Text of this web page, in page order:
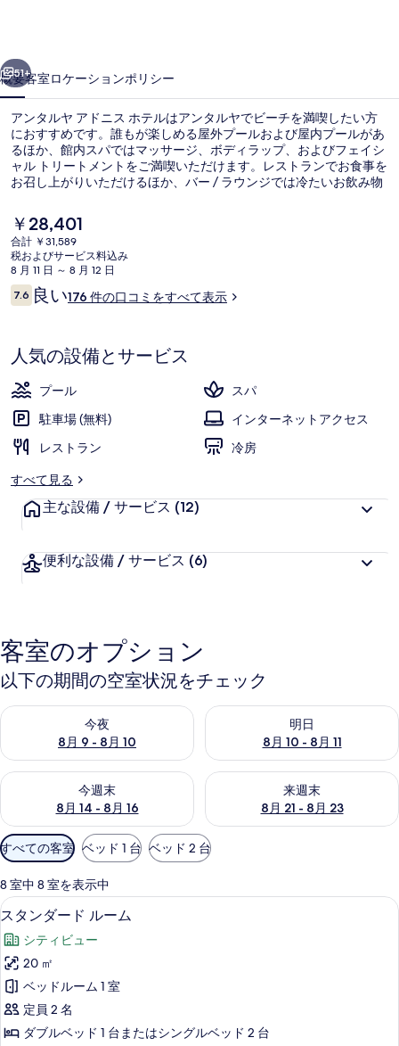
ニ
ス
ホ
テ
ル
の
写
真
ギ
ラ
リ
ー
51+
概要客室ロケーションポリシー
アンタルヤ アドニス ホテルはアンタルヤでビーチを満喫したい方
におすすめです。誰もが楽しめる屋外プールおよび屋内プールがあ
るほか、館内スパではマッサージ、ボディラップ、およびフェイシ
ャル トリートメントをご満喫いただけます。レストランでお食事を
お召し上がりいただけるほか、バー / ラウンジでは冷たいお飲み物
ールサイドバー、スチームサウナ、および子供用プールも備わって
います。
現
在
の
料
金
は
す
￥28,401
合計 ￥31,589
税およびサービス料込み
8 月 11 日 ～ 8 月 12 日
口
コ
7.610段階中7.6
良い176 件の口コミをすべて表示
人気の設備とサービス
プール
スパ
駐車場 (無料)
インターネットアクセス
レストラン
冷房
すべて見る
主な設備 / サービス (12)
便利な設備 / サービス (6)
客室のオプション
以下の期間の空室状況をチェック
今夜
8月 9 - 8月 10
今夜 8月 9 - 8月 10 の空室状況をチェック
明日
8月 10 - 8月 11
明日 8月 10 - 8月 11 の空室状
今週末
8月 14 - 8月 16
今週末 8月 14 - 8月 16 の空室状況をチェック
来週末
8月 21 - 8月 23
来週末 8月 21 - 8月 23 の空室
利
用
可
能
な
客
室
の
絞
り
込
すべての客室 ベッド 1 台 ベッド 2 台
8 室中 8 室を表示中
ス
タ
ン
ダ
ー
ド
ミニバーのアイテム (無料)、WiFi、
7
スタンダード ルーム
シティビュー
20 ㎡
ベッドルーム 1 室
定員 2 名
ダブルベッド 1 台またはシングルベッド 2 台